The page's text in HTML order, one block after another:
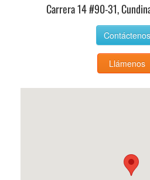
Carrera 14 #90-31,
Contáctenos
Llámenos